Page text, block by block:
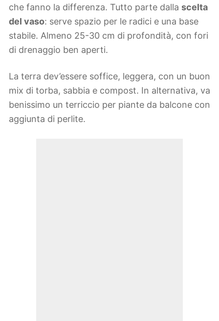
che fanno la differenza. Tutto parte dalla scelta
del vaso: serve spazio per le radici e una base
stabile. Almeno 25-30 cm di profondità, con fori
di drenaggio ben aperti.
La terra dev’essere soffice, leggera, con un buon
mix di torba, sabbia e compost. In alternativa, va
benissimo un terriccio per piante da balcone con
aggiunta di perlite.